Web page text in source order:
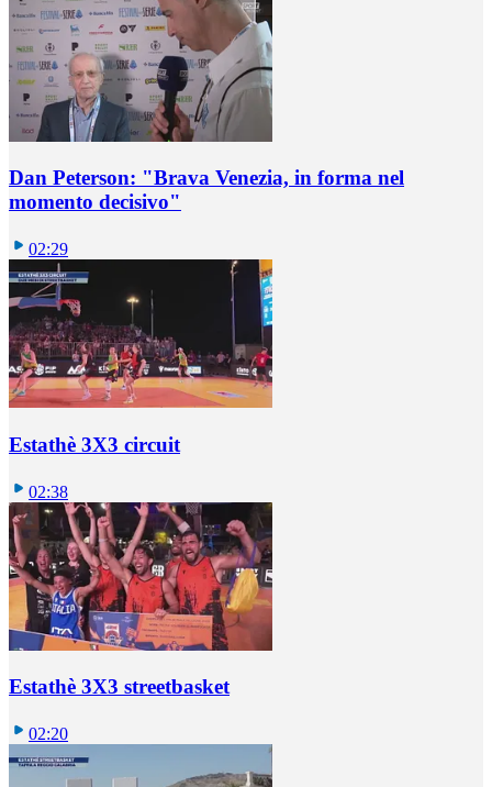
Dan Peterson: "Brava Venezia, in forma nel
momento decisivo"
02:29
Estathè 3X3 circuit
02:38
Estathè 3X3 streetbasket
02:20